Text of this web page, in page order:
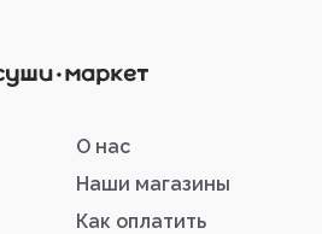
О нас
Наши магазины
Как оплатить